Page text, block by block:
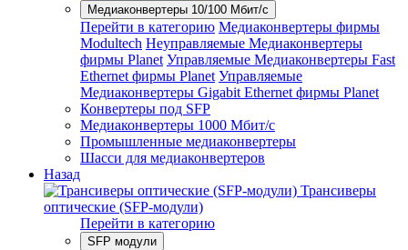
Медиаконвертеры 10/100 Мбит/с
Перейти в категорию Медиаконвертеры фирмы
Modultech Неуправляемые Медиаконвертеры
фирмы Planet Управляемые Медиаконвертеры Fast
Ethernet фирмы Planet Управляемые
Медиаконвертеры Gigabit Ethernet фирмы Planet
Конвертеры под SFP
Медиаконвертеры 1000 Мбит/с
Промышленные медиаконвертеры
Шасси для медиаконвертеров
Назад
Трансиверы
оптические (SFP-модули)
Перейти в категорию
SFP модули